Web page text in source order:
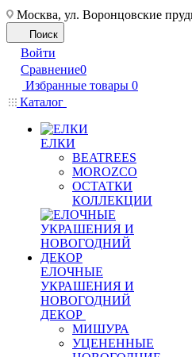
Москва, ул. Воронцовские
Поиск
Войти
Сравнение0
Избранные товары 0
Каталог
ЕЛКИ
BEATREES
MOROZCO
ОСТАТКИ
КОЛЛЕКЦИИ
ЕЛОЧНЫЕ
УКРАШЕНИЯ И
НОВОГОДНИЙ
ДЕКОР
МИШУРА
УЦЕНЕННЫЕ